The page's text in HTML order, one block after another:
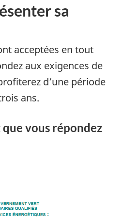
sa
acceptées en tout
aux exigences de
d’une période
ans.
vous répondez